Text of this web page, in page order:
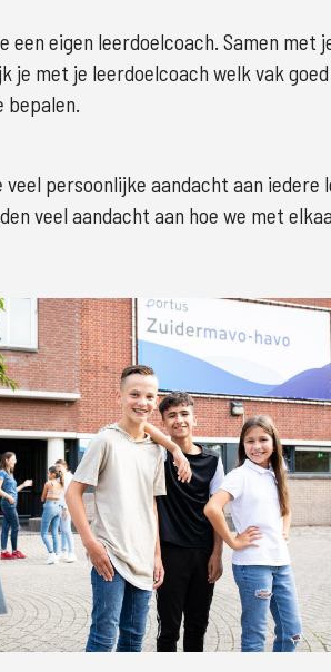
een eigen leerdoelcoach. Samen
je met je leerdoelcoach welk vak
bepalen.
veel persoonlijke aandacht aan
veel aandacht aan hoe we met
Groter